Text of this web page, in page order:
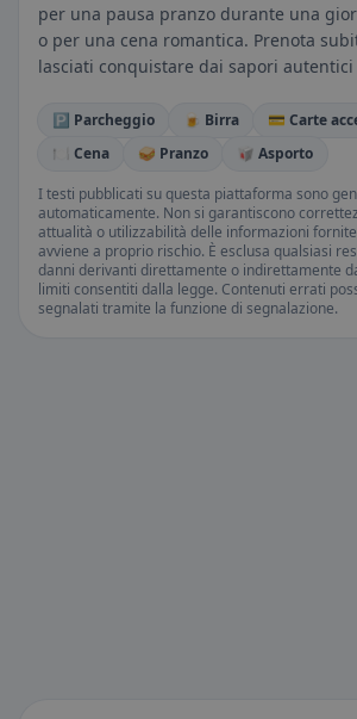
per una pausa pranzo durante una
o per una cena romantica. Prenota
lasciati conquistare dai sapori
🅿️ Parcheggio 🍺 Birra
💳 Carte
🍽️ Cena
🥪 Pranzo
🥡 Asporto
I testi pubblicati su questa piattaforma sono
automaticamente. Non si garantiscono
attualità o utilizzabilità delle informazioni
avviene a proprio rischio. È esclusa qualsiasi
danni derivanti direttamente o indirettamente
limiti consentiti dalla legge. Contenuti errati
segnalati tramite la funzione di segnalazione.